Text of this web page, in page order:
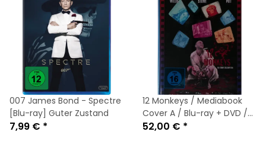
007 James Bond - Spectre
[Blu-ray] Guter Zustand
7,99 € *
12 Monkeys / Mediabook
Cover A / Blu-ray + DVD /
Limited Edition
52,00 € *